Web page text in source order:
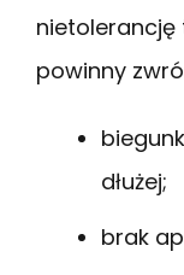
nietolerancję
powinny
dłużej;
brak